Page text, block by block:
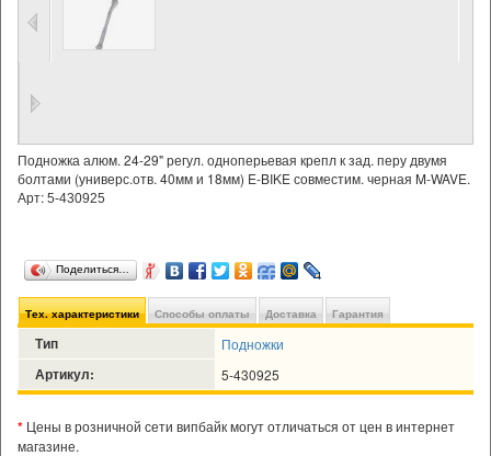
Подножка алюм. 24-29" регул. одноперьевая крепл к зад. перу двумя
болтами (универс.отв. 40мм и 18мм) E-BIKE совместим. черная M-WAVE.
Арт: 5-430925
Поделиться…
Тех. характеристики Способы оплаты Доставка Гарантия
Тип Подножки
Артикул: 5-430925
* Цены в розничной сети випбайк могут отличаться от цен в интернет
магазине.